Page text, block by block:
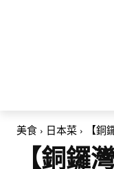
美食 日本菜 【銅
【銅鑼